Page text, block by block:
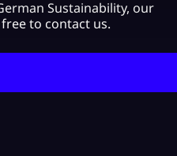
Sustainability, our
to contact us.